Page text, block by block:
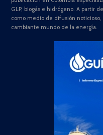
GLP, biogás e hidrógeno. A partir
como medio de difusión
cambiante mundo de la energía.